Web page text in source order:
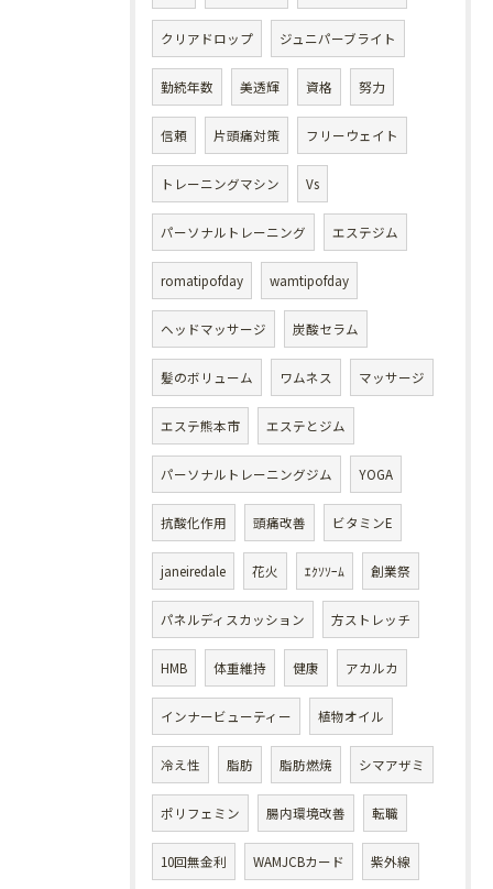
クリアドロップ ジュニパーブライト
勤続年数 美透輝 資格 努力
信頼 片頭痛対策 フリーウェイト
トレーニングマシン Vs
パーソナルトレーニング エステジム
romatipofday wamtipofday
ヘッドマッサージ 炭酸セラム
髪のボリューム ワムネス マッサージ
エステ熊本市 エステとジム
パーソナルトレーニングジム YOGA
抗酸化作用 頭痛改善 ビタミンE
janeiredale 花火 ｴｸｿｿｰﾑ 創業祭
パネルディスカッション 方ストレッチ
HMB 体重維持 健康 アカルカ
インナービューティー 植物オイル
冷え性 脂肪 脂肪燃焼 シマアザミ
ポリフェミン 腸内環境改善 転職
10回無金利 WAMJCBカード 紫外線